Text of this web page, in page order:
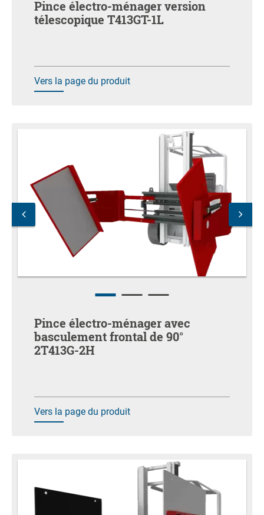
Pince électro-ménager version
télescopique T413GT-1L
Vers la page du produit
Pince électro-ménager avec
basculement frontal de 90°
2T413G-2H
Vers la page du produit